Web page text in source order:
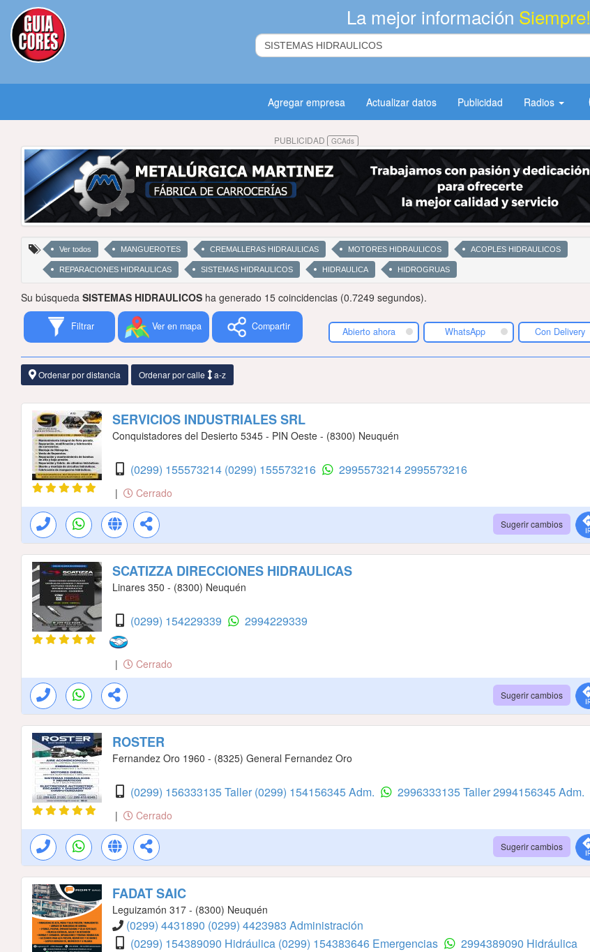
La mejor información Siempre!
Agregar empresa Actualizar datos Publicidad Radios
PUBLICIDAD GCAds
Ver todos MANGUEROTES CREMALLERAS HIDRAULICAS MOTORES HIDRAULICOS ACOPLES HIDRAULICOS
REPARACIONES HIDRAULICAS SISTEMAS HIDRAULICOS HIDRAULICA HIDROGRUAS
Su búsqueda SISTEMAS HIDRAULICOS ha generado 15 coincidencias (0.7249 segundos).
Filtrar Ver en mapa Compartir Abierto ahora WhatsApp Con Delivery
Ordenar por distancia Ordenar por calle a-z
SERVICIOS INDUSTRIALES SRL
Conquistadores del Desierto 5345 - PIN Oeste - (8300) Neuquén
(0299) 155573214 (0299) 155573216 29955732142995573216
| Cerrado
Sugerir cambios
SCATIZZA DIRECCIONES HIDRAULICAS
Linares 350 - (8300) Neuquén
(0299) 154229339 2994229339
| Cerrado
Sugerir cambios
ROSTER
Fernandez Oro 1960 - (8325) General Fernandez Oro
(0299) 156333135 Taller (0299) 154156345 Adm. 2996333135 Taller2994156345 Adm.
| Cerrado
Sugerir cambios
FADAT SAIC
Leguizamón 317 - (8300) Neuquén
(0299) 4431890 (0299) 4423983 Administración
(0299) 154389090 Hidráulica (0299) 154383646 Emergencias
2994389090 Hidráulica